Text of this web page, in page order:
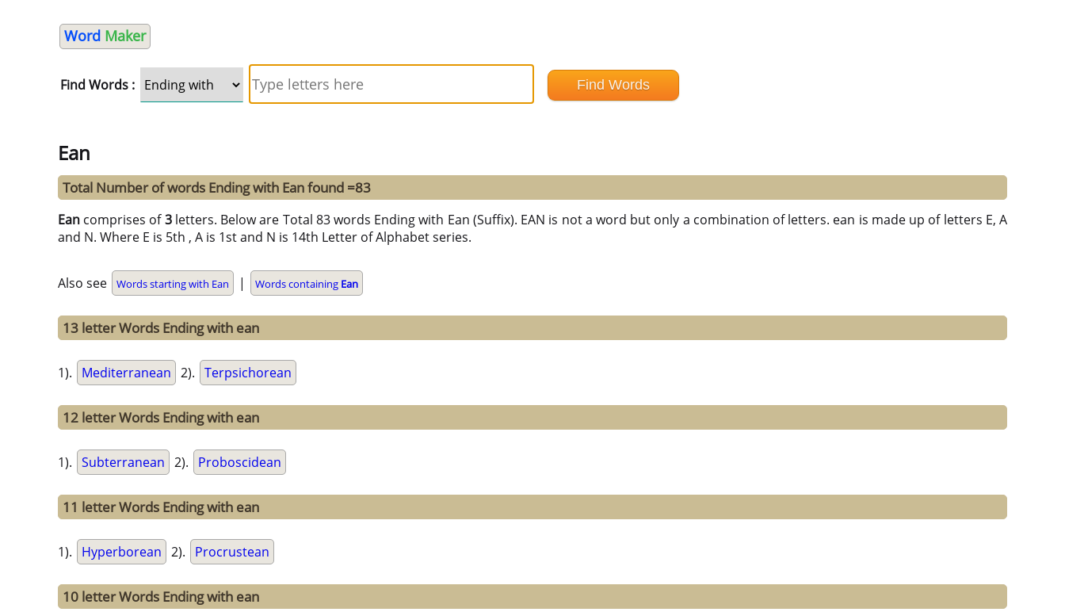
Word Maker
Find Words :
Ean
Total Number of words Ending with Ean found =83
Ean comprises of3letters. Below are Total 83 words Ending with Ean (Suffix). EAN is not a word but only a combination of letters. ean is made up of letters E, A
and N. Where E is 5th , A is 1st and N is 14th Letter of Alphabet series.
Also see Words starting with Ean | Words containing Ean
13 letter Words Ending with ean
1). Mediterranean 2). Terpsichorean
12 letter Words Ending with ean
1). Subterranean 2). Proboscidean
11 letter Words Ending with ean
1). Hyperborean 2). Procrustean
10 letter Words Ending with ean